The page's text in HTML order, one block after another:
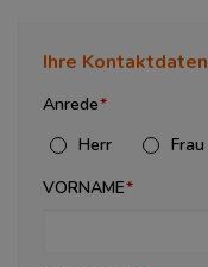
Ihre Kontaktdaten
Anrede
Herr
Frau
VORNAME